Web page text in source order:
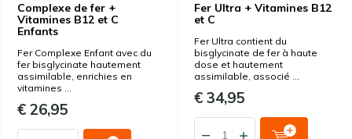
Complexe de fer +
Vitamines B12 et C
Enfants
Fer Complexe Enfant avec du
fer bisglycinate hautement
assimilable, enrichies en
vitamines ...
€ 26,95
Fer Ultra + Vitamines B12
et C
Fer Ultra contient du
bisglycinate de fer à haute
dose et hautement
assimilable, associé ...
€ 34,95